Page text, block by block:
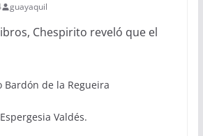
guayaquil
Chespirito reveló que el
Bardón de la Regueira
Valdés.